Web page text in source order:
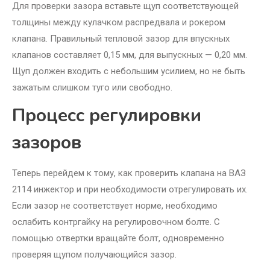
Для проверки зазора вставьте щуп соответствующей
толщины между кулачком распредвала и рокером
клапана. Правильный тепловой зазор для впускных
клапанов составляет 0,15 мм, для выпускных — 0,20 мм.
Щуп должен входить с небольшим усилием, но не быть
зажатым слишком туго или свободно.
Процесс регулировки
зазоров
Теперь перейдем к тому, как проверить клапана на ВАЗ
2114 инжектор и при необходимости отрегулировать их.
Если зазор не соответствует норме, необходимо
ослабить контргайку на регулировочном болте. С
помощью отвертки вращайте болт, одновременно
проверяя щупом получающийся зазор.